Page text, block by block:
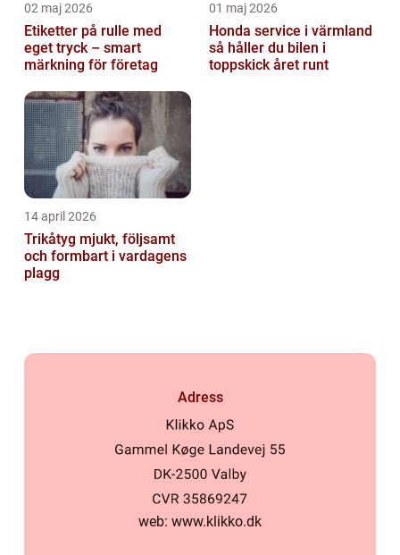
02 maj 2026
Etiketter på rulle med
eget tryck – smart
märkning för företag
01 maj 2026
Honda service i värmland
så håller du bilen i
toppskick året runt
14 april 2026
Trikåtyg mjukt, följsamt
och formbart i vardagens
plagg
Adress
web: www.klikko.dk